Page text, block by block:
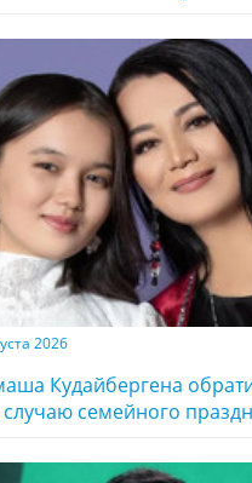
2026
Кудайбергена
семейного